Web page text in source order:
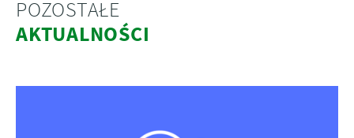
POZOSTAŁE
AKTUALNOŚCI